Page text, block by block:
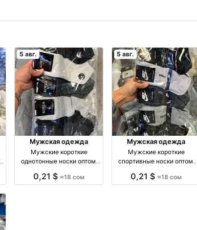
5 авг.
Мужская одежда
Мужские короткие
однотонные носки оптом,
производство Киргизия
0,21 $ ≈18 сом
5 авг.
Мужская одежда
Мужские короткие
спортивные носки оптом,
производство Киргизия
0,21 $ ≈18 сом